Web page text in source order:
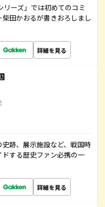
ーズ」では初めてのコミ
田かおるが書きおろしまし
詳細を見る
跡、展示施設など、戦国時
する歴史ファン必携の一
詳細を見る